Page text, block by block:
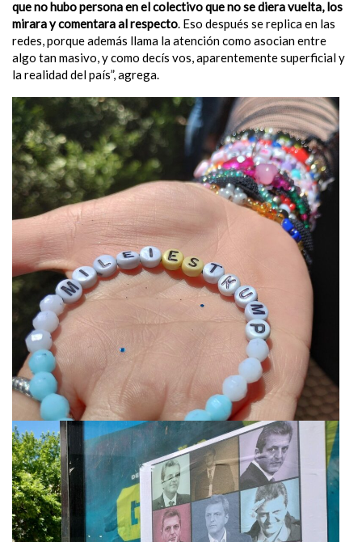
que no hubo persona en el colectivo que no se diera vuelta, los
mirara y comentara al respecto. Eso después se replica en las
redes, porque además llama la atención como asocian entre
algo tan masivo, y como decís vos, aparentemente superficial y
la realidad del país”, agrega.